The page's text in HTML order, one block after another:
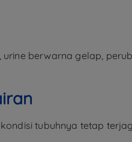
berwarna gelap,
tubuhnya tetap